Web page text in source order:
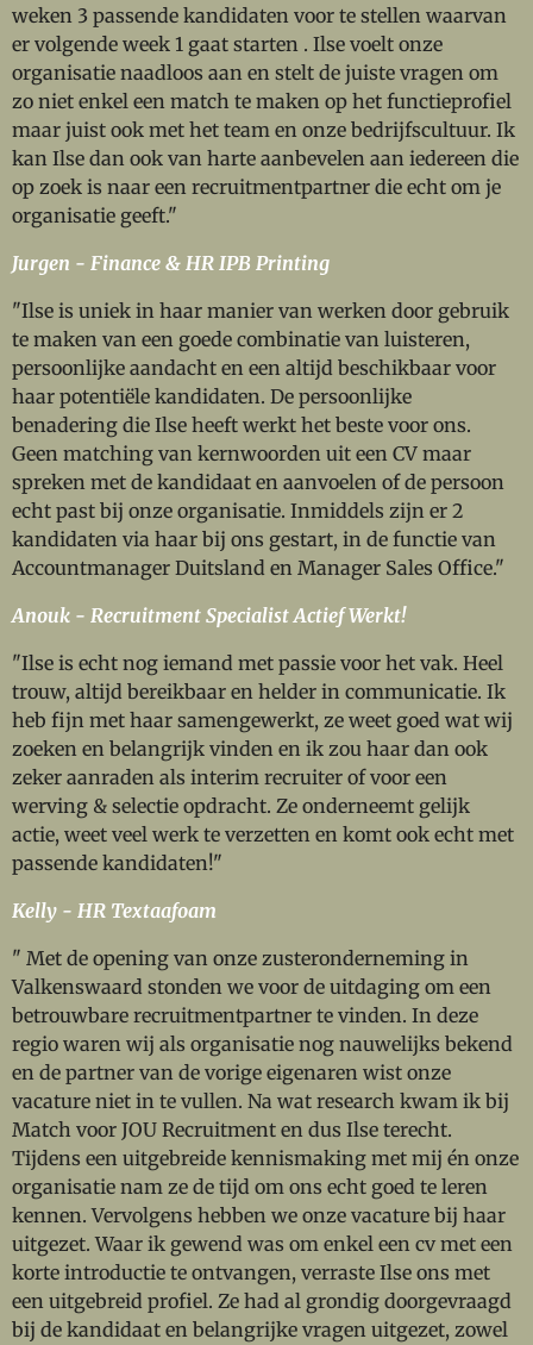
weken 3 passende kandidaten voor te stellen waarvan
er volgende week 1 gaat starten . Ilse voelt onze
organisatie naadloos aan en stelt de juiste vragen om
zo niet enkel een match te maken op het functieprofiel
maar juist ook met het team en onze bedrijfscultuur. Ik
kan Ilse dan ook van harte aanbevelen aan iedereen die
op zoek is naar een recruitmentpartner die echt om je
organisatie geeft."
Jurgen - Finance & HR IPB Printing
"Ilse is uniek in haar manier van werken door gebruik
te maken van een goede combinatie van luisteren,
persoonlijke aandacht en een altijd beschikbaar voor
haar potentiële kandidaten. De persoonlijke
benadering die Ilse heeft werkt het beste voor ons.
Geen matching van kernwoorden uit een CV maar
spreken met de kandidaat en aanvoelen of de persoon
echt past bij onze organisatie. Inmiddels zijn er 2
kandidaten via haar bij ons gestart, in de functie van
Accountmanager Duitsland en Manager Sales Office."
Anouk - Recruitment Specialist Actief Werkt!
"Ilse is echt nog iemand met passie voor het vak. Heel
trouw, altijd bereikbaar en helder in communicatie. Ik
heb fijn met haar samengewerkt, ze weet goed wat wij
zoeken en belangrijk vinden en ik zou haar dan ook
zeker aanraden als interim recruiter of voor een
werving & selectie opdracht. Ze onderneemt gelijk
actie, weet veel werk te verzetten en komt ook echt met
passende kandidaten!"
Kelly - HR Textaafoam
" Met de opening van onze zusteronderneming in
Valkenswaard stonden we voor de uitdaging om een
betrouwbare recruitmentpartner te vinden. In deze
regio waren wij als organisatie nog nauwelijks bekend
en de partner van de vorige eigenaren wist onze
vacature niet in te vullen. Na wat research kwam ik bij
Match voor JOU Recruitment en dus Ilse terecht.
Tijdens een uitgebreide kennismaking met mij én onze
organisatie nam ze de tijd om ons echt goed te leren
kennen. Vervolgens hebben we onze vacature bij haar
uitgezet. Waar ik gewend was om enkel een cv met een
korte introductie te ontvangen, verraste Ilse ons met
een uitgebreid profiel. Ze had al grondig doorgevraagd
bij de kandidaat en belangrijke vragen uitgezet, zowel